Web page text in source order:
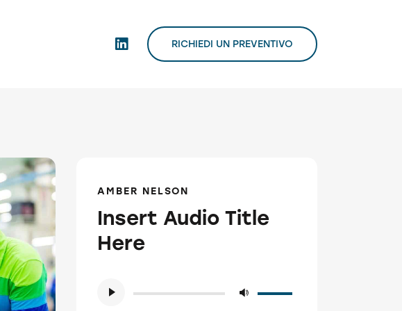
RICHIEDI UN PREVENTIVO
AMBER NELSON
Insert Audio Title
Here
Player